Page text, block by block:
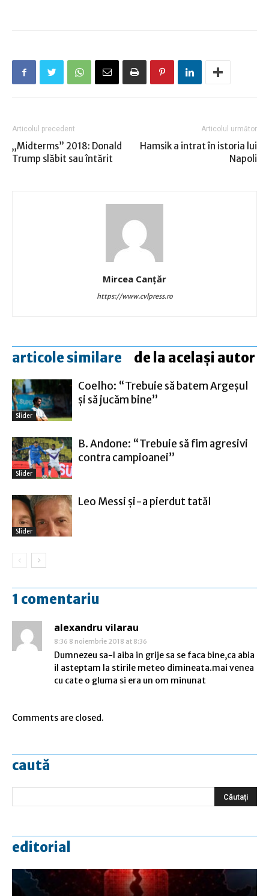
Articolul precedent
„Midterms” 2018: Donald
Trump slăbit sau întărit
Articolul următor
Hamsik a intrat în istoria lui
Napoli
Mircea Canţăr
https://www.cvlpress.ro
articole similare de la același autor
Slider
Coelho: “Trebuie să batem Argeşul
şi să jucăm bine”
Slider
B. Andone: “Trebuie să fim agresivi
contra campioanei”
Slider
Leo Messi şi-a pierdut tatăl
1 comentariu
alexandru vilarau
8:36 8 noiembrie 2018 at 8:36
Dumnezeu sa-l aiba in grije sa se faca bine,ca abia
il asteptam la stirile meteo dimineata.mai venea
cu cate o gluma si era un om minunat
Comments are closed.
caută
editorial